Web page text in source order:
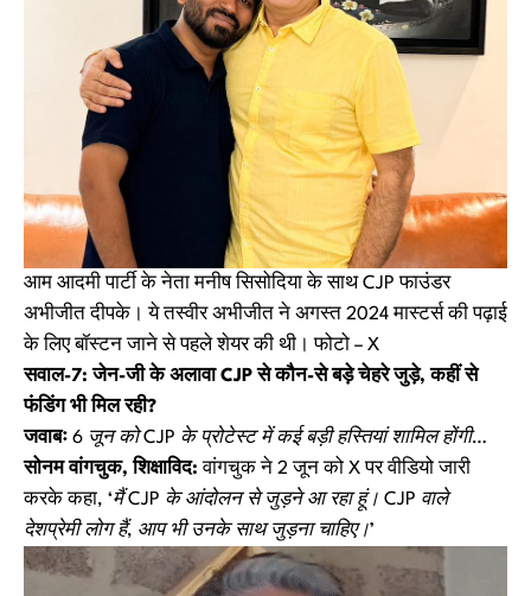
आम आदमी पार्टी के नेता मनीष सिसोदिया के साथ CJP फाउंडर
अभीजीत दीपके। ये तस्वीर अभीजीत ने अगस्त 2024 मास्टर्स की पढ़ाई
के लिए बॉस्टन जाने से पहले शेयर की थी। फोटो – X
सवाल-7: जेन-जी के अलावा CJP से कौन-से बड़े चेहरे जुड़े, कहीं से
फंडिंग भी मिल रही?
जवाबः 6 जून को CJP के प्रोटेस्ट में कई बड़ी हस्तियां शामिल होंगी…
सोनम वांगचुक, शिक्षाविद:वांगचुक ने 2 जून को X पर वीडियो जारी
करके कहा, ‘मैं CJP के आंदोलन से जुड़ने आ रहा हूं। CJP वाले
देशप्रेमी लोग हैं, आप भी उनके साथ जुड़ना चाहिए।’